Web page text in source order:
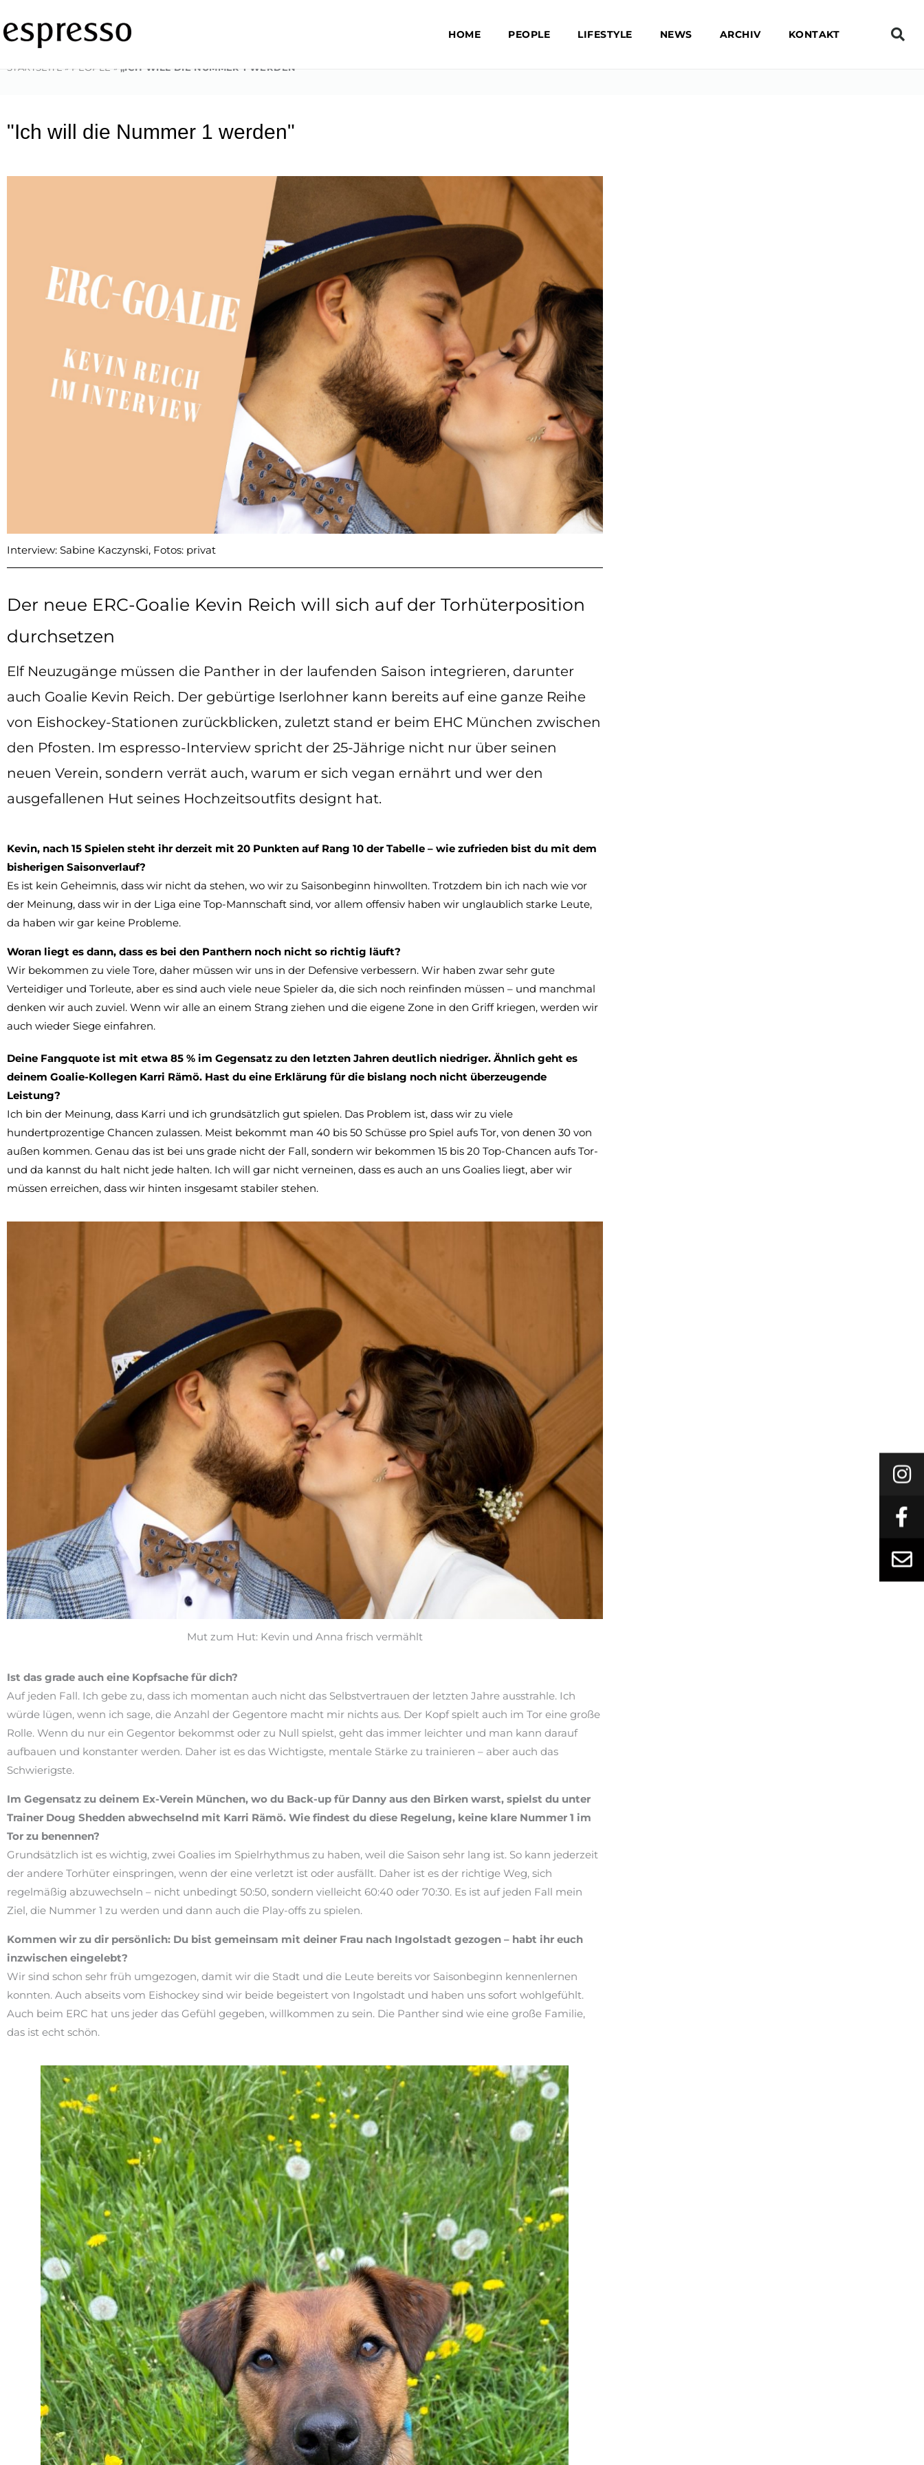
Inhalt
springen
HOME PEOPLE LIFESTYLE NEWS ARCHIV KONTAKT
STARTSEITE » PEOPLE » „ICH WILL DIE NUMMER 1 WERDEN“
"Ich will die Nummer 1 werden"
Interview: Sabine Kaczynski, Fotos: privat
Der neue ERC-Goalie Kevin Reich will sich auf der Torhüterposition
durchsetzen
Elf Neuzugänge müssen die Panther in der laufenden Saison integrieren, darunter
auch Goalie Kevin Reich. Der gebürtige Iserlohner kann bereits auf eine ganze Reihe
von Eishockey-Stationen zurückblicken, zuletzt stand er beim EHC München zwischen
den Pfosten. Im espresso-Interview spricht der 25-Jährige nicht nur über seinen
neuen Verein, sondern verrät auch, warum er sich vegan ernährt und wer den
ausgefallenen Hut seines Hochzeitsoutfits designt hat.
Kevin, nach 15 Spielen steht ihr derzeit mit 20 Punkten auf Rang 10 der Tabelle – wie zufrieden bist du mit dem
bisherigen Saisonverlauf?
Es ist kein Geheimnis, dass wir nicht da stehen, wo wir zu Saisonbeginn hinwollten. Trotzdem bin ich nach wie vor
der Meinung, dass wir in der Liga eine Top-Mannschaft sind, vor allem offensiv haben wir unglaublich starke Leute,
da haben wir gar keine Probleme.
Woran liegt es dann, dass es bei den Panthern noch nicht so richtig läuft?
Wir bekommen zu viele Tore, daher müssen wir uns in der Defensive verbessern. Wir haben zwar sehr gute
Verteidiger und Torleute, aber es sind auch viele neue Spieler da, die sich noch reinfinden müssen – und manchmal
denken wir auch zuviel. Wenn wir alle an einem Strang ziehen und die eigene Zone in den Griff kriegen, werden wir
auch wieder Siege einfahren.
Deine Fangquote ist mit etwa 85 % im Gegensatz zu den letzten Jahren deutlich niedriger. Ähnlich geht es
deinem Goalie-Kollegen Karri Rämö. Hast du eine Erklärung für die bislang noch nicht überzeugende
Leistung?
Ich bin der Meinung, dass Karri und ich grundsätzlich gut spielen. Das Problem ist, dass wir zu viele
hundertprozentige Chancen zulassen. Meist bekommt man 40 bis 50 Schüsse pro Spiel aufs Tor, von denen 30 von
außen kommen. Genau das ist bei uns grade nicht der Fall, sondern wir bekommen 15 bis 20 Top-Chancen aufs Tor-
und da kannst du halt nicht jede halten. Ich will gar nicht verneinen, dass es auch an uns Goalies liegt, aber wir
müssen erreichen, dass wir hinten insgesamt stabiler stehen.
Mut zum Hut: Kevin und Anna frisch vermählt
Ist das grade auch eine Kopfsache für dich?
Auf jeden Fall. Ich gebe zu, dass ich momentan auch nicht das Selbstvertrauen der letzten Jahre ausstrahle. Ich
würde lügen, wenn ich sage, die Anzahl der Gegentore macht mir nichts aus. Der Kopf spielt auch im Tor eine große
Rolle. Wenn du nur ein Gegentor bekommst oder zu Null spielst, geht das immer leichter und man kann darauf
aufbauen und konstanter werden. Daher ist es das Wichtigste, mentale Stärke zu trainieren – aber auch das
Schwierigste.
Im Gegensatz zu deinem Ex-Verein München, wo du Back-up für Danny aus den Birken warst, spielst du unter
Trainer Doug Shedden abwechselnd mit Karri Rämö. Wie findest du diese Regelung, keine klare Nummer 1 im
Tor zu benennen?
Grundsätzlich ist es wichtig, zwei Goalies im Spielrhythmus zu haben, weil die Saison sehr lang ist. So kann jederzeit
der andere Torhüter einspringen, wenn der eine verletzt ist oder ausfällt. Daher ist es der richtige Weg, sich
regelmäßig abzuwechseln – nicht unbedingt 50:50, sondern vielleicht 60:40 oder 70:30. Es ist auf jeden Fall mein
Ziel, die Nummer 1 zu werden und dann auch die Play-offs zu spielen.
Kommen wir zu dir persönlich: Du bist gemeinsam mit deiner Frau nach Ingolstadt gezogen – habt ihr euch
inzwischen eingelebt?
Wir sind schon sehr früh umgezogen, damit wir die Stadt und die Leute bereits vor Saisonbeginn kennenlernen
konnten. Auch abseits vom Eishockey sind wir beide begeistert von Ingolstadt und haben uns sofort wohlgefühlt.
Auch beim ERC hat uns jeder das Gefühl gegeben, willkommen zu sein. Die Panther sind wie eine große Familie,
das ist echt schön.